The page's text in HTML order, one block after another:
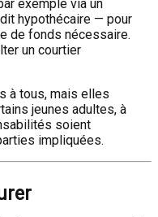
exemple via un
hypothécaire — pour
de fonds nécessaire.
un courtier
à tous, mais elles
jeunes adultes, à
soient
impliquées.